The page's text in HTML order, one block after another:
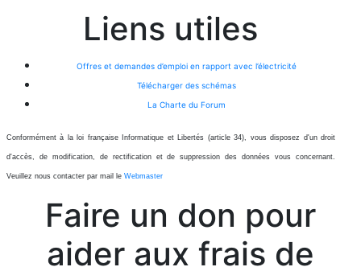
Liens utiles
Offres et demandes d’emploi en rapport avec l’électricité
Télécharger des schémas
La Charte du Forum
Conformément à la loi française Informatique et Libertés (article 34), vous disposez d'un droit
d'accès, de modification, de rectification et de suppression des données vous concernant.
Veuillez nous contacter par mail le Webmaster
Faire un don pour
aider aux frais de